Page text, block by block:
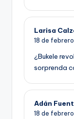
Larisa
18 de
¿Bukele
sorprenda
Adán
18 de